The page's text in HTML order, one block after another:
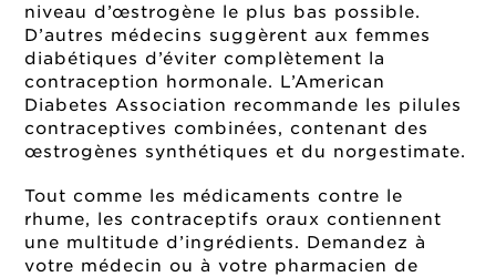
niveau d’œstrogène le plus bas possible.
D’autres médecins suggèrent aux femmes
diabétiques d’éviter complètement la
contraception hormonale. L’American
Diabetes Association recommande les pilules
contraceptives combinées, contenant des
œstrogènes synthétiques et du norgestimate.
Tout comme les médicaments contre le
rhume, les contraceptifs oraux contiennent
une multitude d’ingrédients. Demandez à
votre médecin ou à votre pharmacien de